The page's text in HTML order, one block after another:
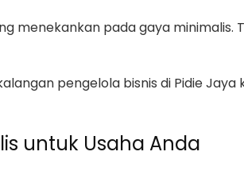
menekankan pada gaya
pengelola bisnis di Pidie
untuk Usaha Anda